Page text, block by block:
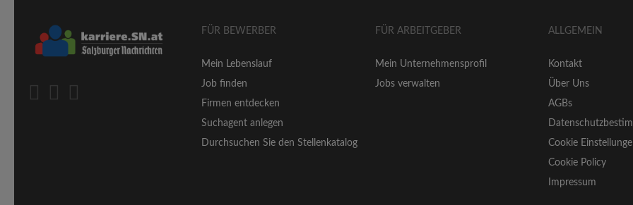
FÜR BEWERBER
Mein Lebenslauf
Job finden
Firmen entdecken
Suchagent anlegen
Durchsuchen Sie den Stellenkatalog
FÜR ARBEITGEBER
Mein Unternehmensprofil
Jobs verwalten
ALLGEMEIN
Kontakt
Über Uns
AGBs
Cookie
Cookie Policy
Impressum